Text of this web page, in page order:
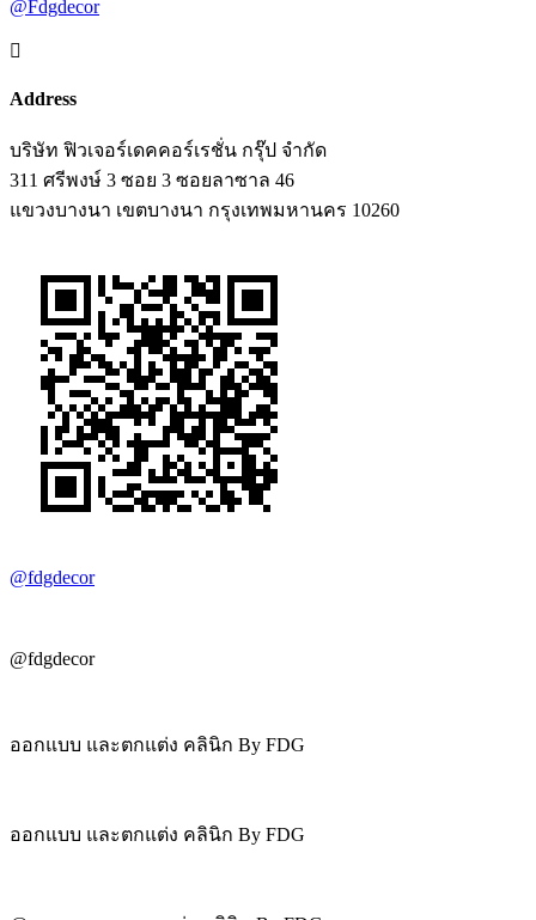
@Fdgdecor

Address
บริษัท ฟิวเจอร์เดคคอร์เรชั่น กรุ๊ป จำกัด
311 ศรีพงษ์ 3 ซอย 3 ซอยลาซาล 46
แขวงบางนา เขตบางนา กรุงเทพมหานคร 10260
@fdgdecor
@fdgdecor
ออกแบบ และตกแต่ง คลินิก By FDG
ออกแบบ และตกแต่ง คลินิก By FDG